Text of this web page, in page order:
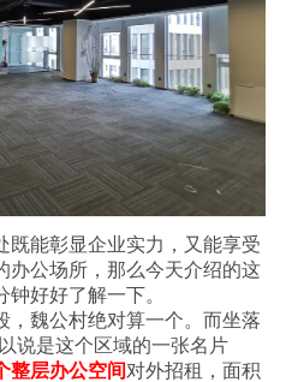
既能彰显企业实力，又能享受
办公场所，那么今天介绍的这
好好了解一下。
，魏公村绝对算一个。而坐落
以说是这个区域的一张名片
整层办公空间对外招租，面积